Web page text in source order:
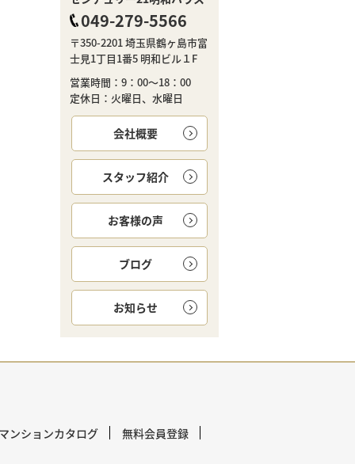
049-279-5566
〒350-2201 埼玉県鶴ヶ島市富
士見1丁目1番5 明和ビル１F
営業時間：9：00～18：00
定休日：火曜日、水曜日
会社概要
スタッフ紹介
お客様の声
ブログ
お知らせ
ンションカタログ 無料会員登録